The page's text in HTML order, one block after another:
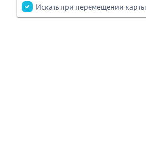
Искать при перемещении карты